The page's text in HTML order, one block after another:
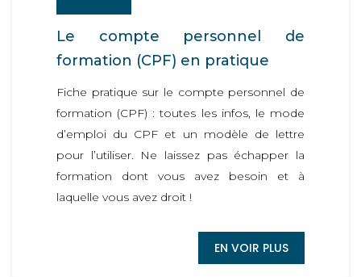
Le compte personnel de
formation (CPF) en pratique
Fiche pratique sur le compte personnel de
formation (CPF) : toutes les infos, le mode
d’emploi du CPF et un modèle de lettre
pour l’utiliser. Ne laissez pas échapper la
formation dont vous avez besoin et à
laquelle vous avez droit !
EN VOIR PLUS